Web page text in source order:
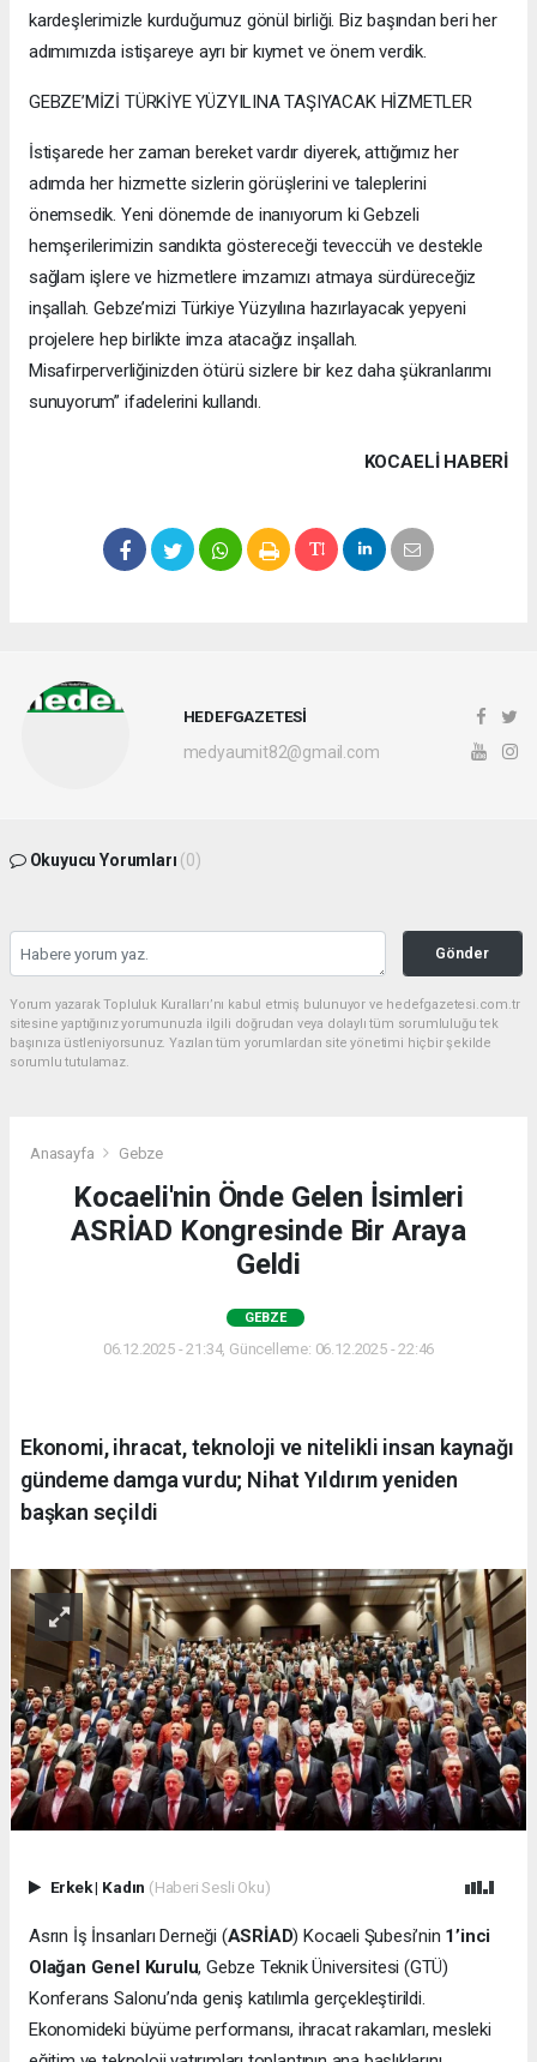
kardeşlerimizle kurduğumuz gönül birliği. Biz başından beri her
adımımızda istişareye ayrı bir kıymet ve önem verdik.
GEBZE’MİZİ TÜRKİYE YÜZYILINA TAŞIYACAK HİZMETLER
İstişarede her zaman bereket vardır diyerek, attığımız her
adımda her hizmette sizlerin görüşlerini ve taleplerini
önemsedik. Yeni dönemde de inanıyorum ki Gebzeli
hemşerilerimizin sandıkta göstereceği teveccüh ve destekle
sağlam işlere ve hizmetlere imzamızı atmaya sürdüreceğiz
inşallah. Gebze’mizi Türkiye Yüzyılına hazırlayacak yepyeni
projelere hep birlikte imza atacağız inşallah.
Misafirperverliğinizden ötürü sizlere bir kez daha şükranlarımı
sunuyorum” ifadelerini kullandı.
KOCAELI HABERİ
HEDEFGAZETESİ
medyaumit82@gmail.com
Okuyucu Yorumları (0)
Gönder
Yorum yazarak Topluluk Kuralları’nı kabul etmiş bulunuyor ve hedefgazetesi.com.tr
sitesine yaptığınız yorumunuzla ilgili doğrudan veya dolaylı tüm sorumluluğu tek
başınıza üstleniyorsunuz. Yazılan tüm yorumlardan site yönetimi hiçbir şekilde
sorumlu tutulamaz.
Anasayfa Gebze
Kocaeli'nin Önde Gelen İsimleri
ASRİAD Kongresinde Bir Araya
Geldi
GEBZE
06.12.2025 - 21:34, Güncelleme: 06.12.2025 - 22:46
Ekonomi, ihracat, teknoloji ve nitelikli insan kaynağı
gündeme damga vurdu; Nihat Yıldırım yeniden
başkan seçildi
Erkek| Kadın (Haberi Sesli Oku)
Asrın İş İnsanları Derneği (ASRİAD) Kocaeli Şubesi’nin 1’inci
Olağan Genel Kurulu, Gebze Teknik Üniversitesi (GTÜ)
Konferans Salonu’nda geniş katılımla gerçekleştirildi.
Ekonomideki büyüme performansı, ihracat rakamları, mesleki